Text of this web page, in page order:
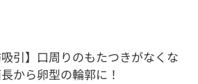
吸引】口周りのもたつきがなくな
から卵型の輪郭に！